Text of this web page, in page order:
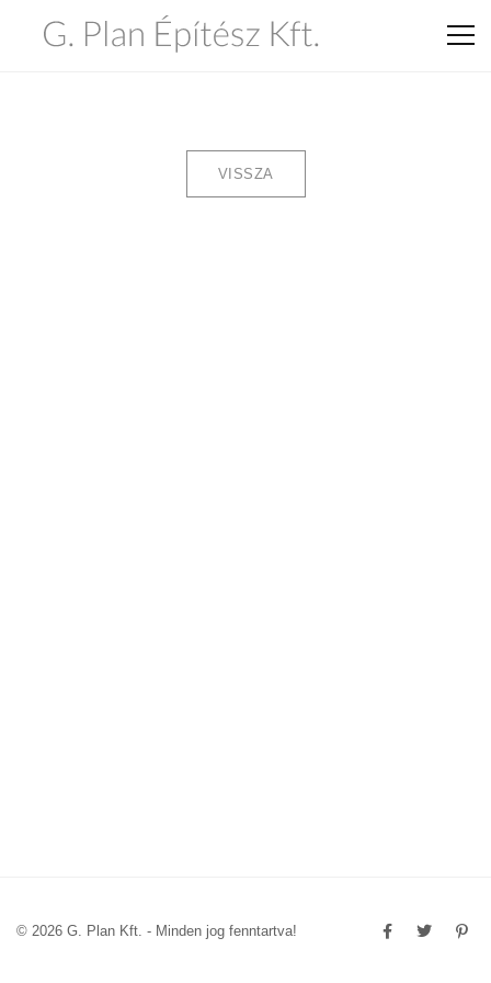
VISSZA
© 2026 G. Plan Kft. - Minden jog fenntartva!